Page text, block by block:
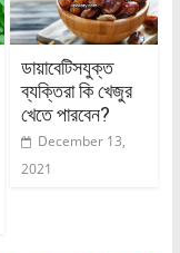
ডায়াবেটিসযুক্ত
ব্যক্তিরা কি খেজুর
খেতে পারবেন?
December 13,
2021